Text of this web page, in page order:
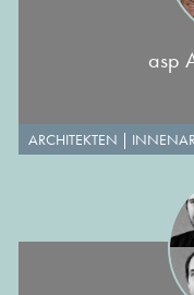
asp
ARCHITEKTEN |